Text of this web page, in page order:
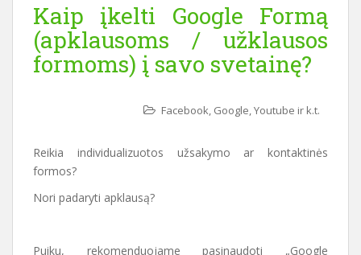
Kaip įkelti Google Formą
(apklausoms / užklausos
formoms) į savo svetainę?
Facebook, Google, Youtube ir k.t.
Reikia individualizuotos užsakymo ar kontaktinės
formos?
Nori padaryti apklausą?
Puiku, rekomenduojame pasinaudoti „Google